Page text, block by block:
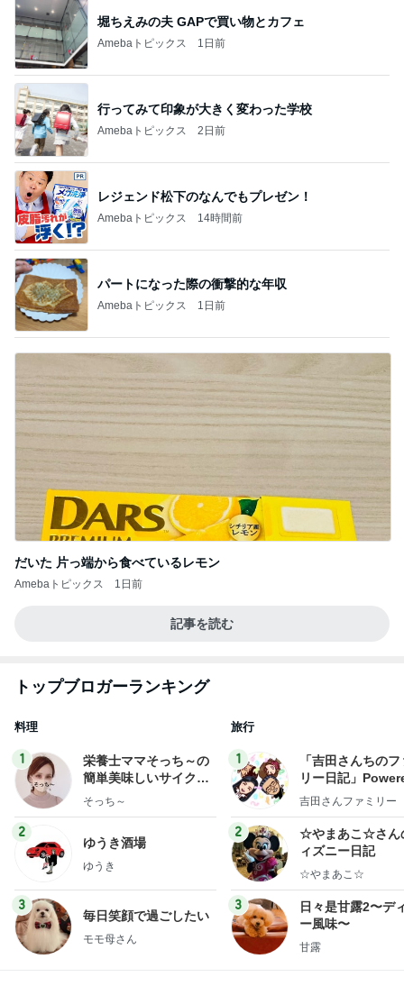
堀ちえみの夫 GAPで買い物とカフェ
Amebaトピックス 1日前
行ってみて印象が大きく変わった学校
Amebaトピックス 2日前
レジェンド松下のなんでもプレゼン！
Amebaトピックス 14時間前
パートになった際の衝撃的な年収
Amebaトピックス 1日前
だいた 片っ端から食べているレモン
Amebaトピックス 1日前
記事を読む
トップブロガーランキング
料理
1
栄養士ママそっち～の
簡単美味しいサイクル
献立
そっち～
2
ゆうき酒場
ゆうき
3
毎日笑顔で過ごしたい
モモ母さん
旅行
1
「吉田さんちの
リー日記」
y Ameba 吉田さ
ログ
吉田さんファミリー
2
☆やまあこ☆さん
ィズニー日記
☆やまあこ☆
3
日々是甘露2〜デ
ー風味〜
甘露